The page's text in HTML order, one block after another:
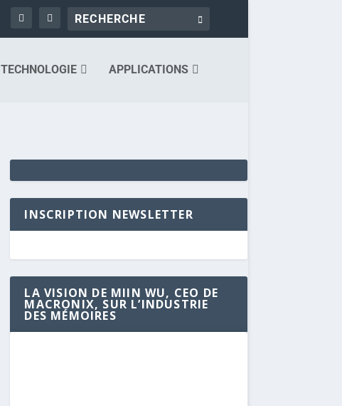
TECHNOLOGIE APPLICATIONS
INSCRIPTION NEWSLETTER
LA VISION DE MIIN WU, CEO DE
MACRONIX, SUR L’INDUSTRIE
DES MÉMOIRES